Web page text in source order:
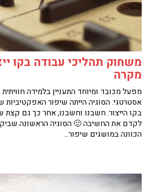
משחוק תהליכי עבודה בקו
מקרה
מפעל מכובד ומיוחד התעניין בלמידה חוויתית
אסטרטגי. הסוגיה הייתה שיפור האפקטיביות
בקו הייצור. חשבנו וחשבנו, אחר כך גם קצת
לקדם את החשיבה 🙂 הסוגיה הראשונה
הכוונה במושגים שיפור...